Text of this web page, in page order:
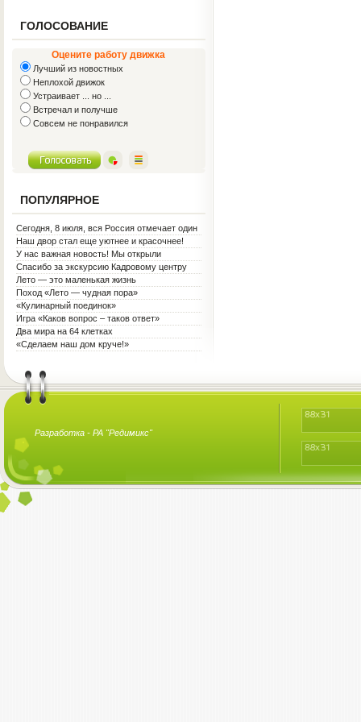
ГОЛОСОВАНИЕ
Оцените работу движка
Лучший из новостных
Неплохой движок
Устраивает ... но ...
Встречал и получше
Совсем не понравился
ПОПУЛЯРНОЕ
Сегодня, 8 июля, вся Россия отмечает один
из самых светлых праздников — День
семьи, любви и верности!
Наш двор стал еще уютнее и красочнее!
У нас важная новость! Мы открыли
Социальную гостиную.
Спасибо за экскурсию Кадровому центру
Лето — это маленькая жизнь
Поход «Лето — чудная пора»
«Кулинарный поединок»
Игра «Каков вопрос – таков ответ»
Два мира на 64 клетках
«Сделаем наш дом круче!»
Разработка - РА "Редимикс"